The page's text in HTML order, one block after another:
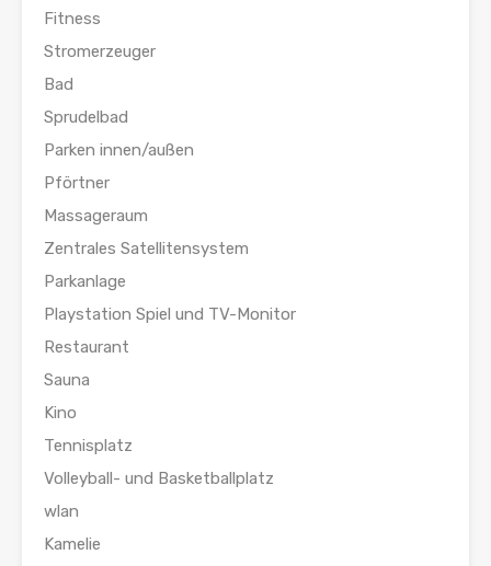
Fitness
Stromerzeuger
Bad
Sprudelbad
Parken innen/außen
Pförtner
Massageraum
Zentrales Satellitensystem
Parkanlage
Playstation Spiel und TV-Monitor
Restaurant
Sauna
Kino
Tennisplatz
Volleyball- und Basketballplatz
wlan
Kamelie